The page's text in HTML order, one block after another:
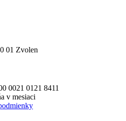
01 Zvolen
0021 0121 8411
v mesiaci